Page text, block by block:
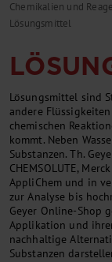
Chemikalien und
Lösungsmittel
Lösungsmittel sind
andere
chemischen
kommt. Neben
Substanzen. Th.
CHEMSOLUTE,
AppliChem und in
zur Analyse bis
Geyer Online-Shop
Applikation und
nachhaltige
Substanzen